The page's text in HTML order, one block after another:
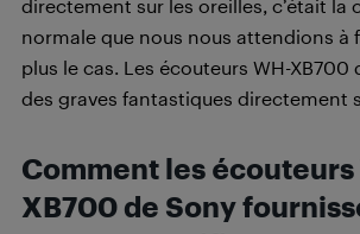
directement sur les oreilles, c’était la
normale que nous nous attendions à
plus le cas. Les écouteurs WH-XB700
des graves fantastiques directement
Comment les écouteurs
XB700 de Sony